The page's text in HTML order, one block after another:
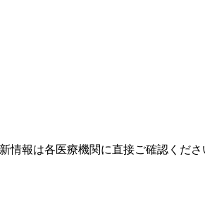
情報は各医療機関に直接ご確認くださ